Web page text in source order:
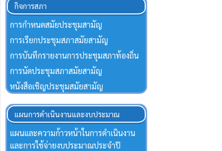
กิจการสภา
การกำหนดสมัยประชุมสามัญ
การเรียกประชุมสภาสมัยสามัญ
การบันทึกรายงานการประชุมสภาท้องถิ่น
การนัดประชุมสภาสมัยสามัญ
หนังสือเชิญประชุมสมัยสามัญ
แผนการดำเนินงานและงบประมาณ
แผนและความก้าวหน้าในการดำเนินงาน
และการใช้จ่ายงบประมาณประจำปี